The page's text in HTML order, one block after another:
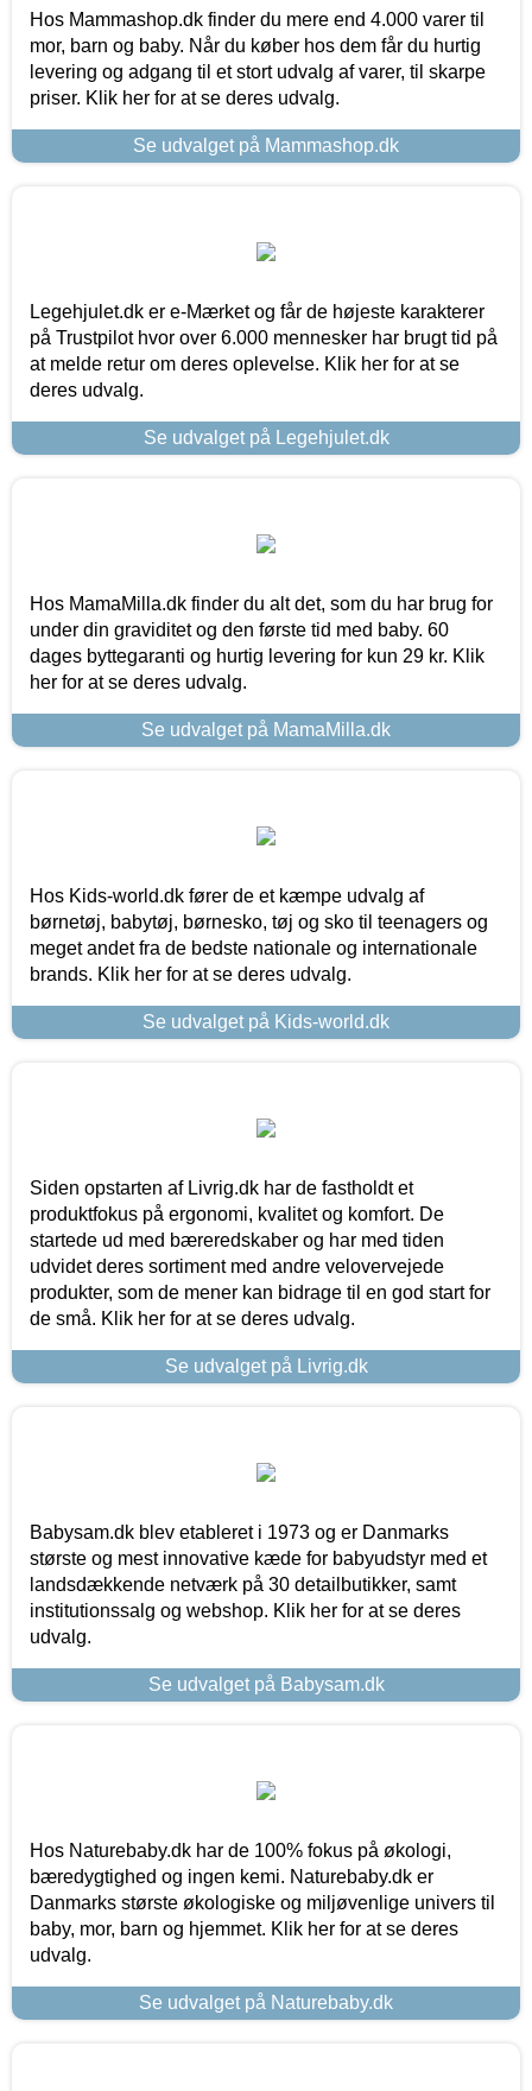
Hos Mammashop.dk finder du mere end 4.000 varer til
mor, barn og baby. Når du køber hos dem får du hurtig
levering og adgang til et stort udvalg af varer, til skarpe
priser. Klik her for at se deres udvalg.
Se udvalget på Mammashop.dk
Legehjulet.dk er e-Mærket og får de højeste karakterer
på Trustpilot hvor over 6.000 mennesker har brugt tid på
at melde retur om deres oplevelse. Klik her for at se
deres udvalg.
Se udvalget på Legehjulet.dk
Hos MamaMilla.dk finder du alt det, som du har brug for
under din graviditet og den første tid med baby. 60
dages byttegaranti og hurtig levering for kun 29 kr. Klik
her for at se deres udvalg.
Se udvalget på MamaMilla.dk
Hos Kids-world.dk fører de et kæmpe udvalg af
børnetøj, babytøj, børnesko, tøj og sko til teenagers og
meget andet fra de bedste nationale og internationale
brands. Klik her for at se deres udvalg.
Se udvalget på Kids-world.dk
Siden opstarten af Livrig.dk har de fastholdt et
produktfokus på ergonomi, kvalitet og komfort. De
startede ud med bæreredskaber og har med tiden
udvidet deres sortiment med andre velovervejede
produkter, som de mener kan bidrage til en god start for
de små. Klik her for at se deres udvalg.
Se udvalget på Livrig.dk
Babysam.dk blev etableret i 1973 og er Danmarks
største og mest innovative kæde for babyudstyr med et
landsdækkende netværk på 30 detailbutikker, samt
institutionssalg og webshop. Klik her for at se deres
udvalg.
Se udvalget på Babysam.dk
Hos Naturebaby.dk har de 100% fokus på økologi,
bæredygtighed og ingen kemi. Naturebaby.dk er
Danmarks største økologiske og miljøvenlige univers til
baby, mor, barn og hjemmet. Klik her for at se deres
udvalg.
Se udvalget på Naturebaby.dk